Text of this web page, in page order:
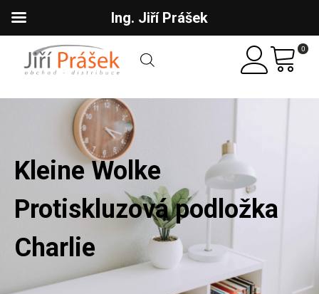
0
Kleine Wolke
Protiskluzová podložka
Charlie
Ing. Jiří Prášek